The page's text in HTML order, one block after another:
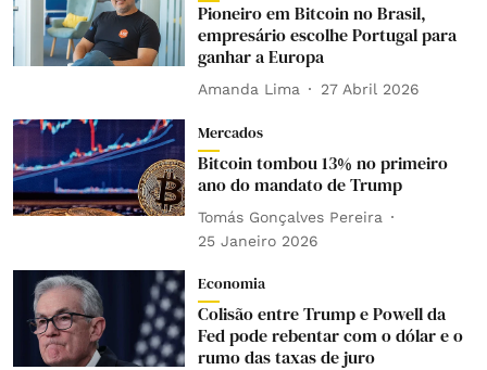
Pioneiro em Bitcoin no Brasil,
empresário escolhe Portugal para
ganhar a Europa
Amanda Lima 27 Abril 2026
Mercados
Bitcoin tombou 13% no primeiro
ano do mandato de Trump
Tomás Gonçalves Pereira
25 Janeiro 2026
Economia
Colisão entre Trump e Powell da
Fed pode rebentar com o dólar e o
rumo das taxas de juro